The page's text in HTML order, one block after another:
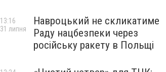
Навроцький не скликатиме
Раду нацбезпеки через
російську ракету в Польщі
13:16
31 липня